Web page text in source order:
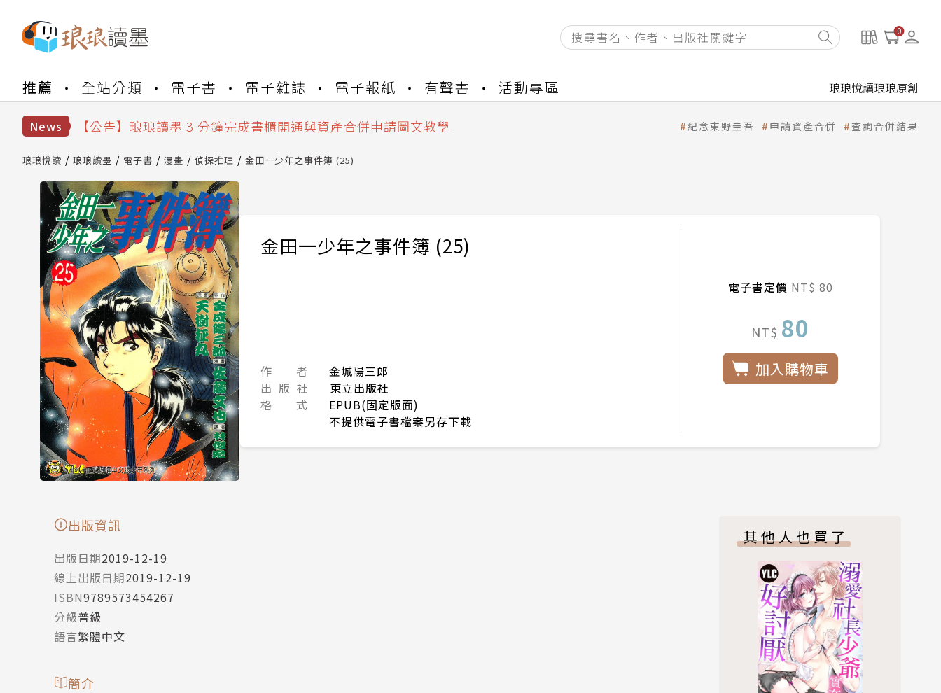
0
推薦 全站分類 電子書 電子雜誌 電子報紙 有聲書 活動專區 琅琅悅讀琅琅原創
News
【公告】琅琅讀墨數位閱讀資產合併與書櫃開通申請
【公告】琅琅讀墨 3 分鐘完成書櫃開通與資產合併申請圖文教學
【公告】琅琅讀墨數位閱讀資產合併與書櫃開通申請
紀念東野圭吾 申請資產合併 查詢合併結果
琅琅悅讀 琅琅讀墨 電子書 漫畫 偵探推理 金田一少年之事件簿 (25)
金田一少年之事件簿 (25)
作 者
金城陽三郎
出 版 社
東立出版社
格 式
EPUB(固定版面)
不提供電子書檔案另存下載
電子書定價NT$ 80
NT$ 80
加入購物車
出版資訊
出版日期2019-12-19
線上出版日期2019-12-19
ISBN9789573454267
分級普級
語言繁體中文
簡介
其他人也買了